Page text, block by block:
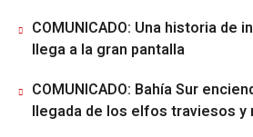
COMUNICADO: Una historia de
llega a la gran pantalla
COMUNICADO: Bahía Sur
llegada de los elfos traviesos y